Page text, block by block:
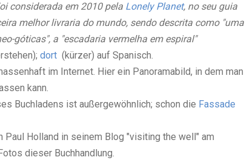
considerada em 2010 pela Lonely Planet, no seu guia
melhor livraria do mundo, sendo descrita como "uma
góticas", a "escadaria vermelha em espiral"
dort (kürzer) auf Spanisch.
im Internet. Hier ein Panoramabild, in dem man
kann.
Buchladens ist außergewöhnlich; schon die Fassade
Paul Holland in seinem Blog "visiting the well" am
dieser Buchhandlung.